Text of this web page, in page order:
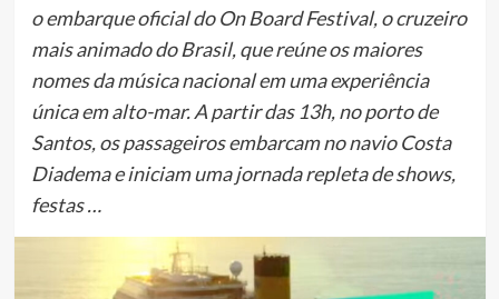
o embarque oficial do On Board Festival, o cruzeiro
mais animado do Brasil, que reúne os maiores
nomes da música nacional em uma experiência
única em alto-mar. A partir das 13h, no porto de
Santos, os passageiros embarcam no navio Costa
Diadema e iniciam uma jornada repleta de shows,
festas …